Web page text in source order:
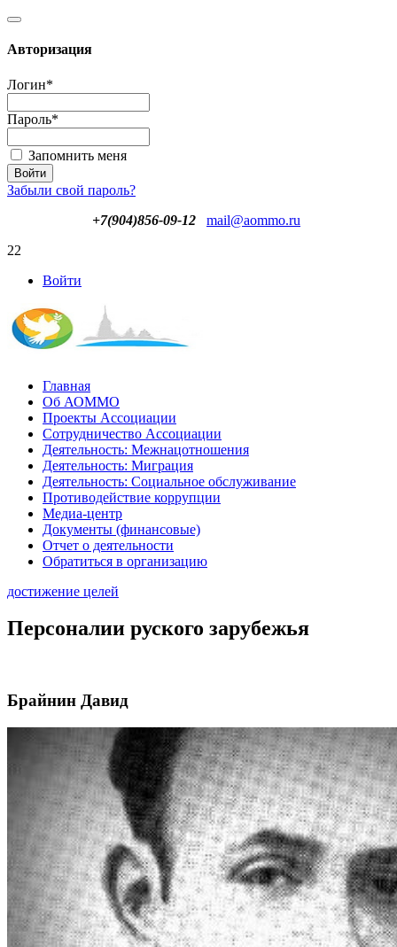
Авторизация
Логин*
Пароль*
Запомнить меня
Забыли свой пароль?
+7(904)856-09-12
mail@aommo.ru
22
Войти
Главная
Об АОММО
Проекты Ассоциации
Сотрудничество Ассоциации
Деятельность: Межнацотношения
Деятельность: Миграция
Деятельность: Социальное обслуживание
Противодействие коррупции
Медиа-центр
Документы (финансовые)
Отчет о деятельности
Обратиться в организацию
достижение целей
Персоналии руского зарубежья
Брайнин Давид